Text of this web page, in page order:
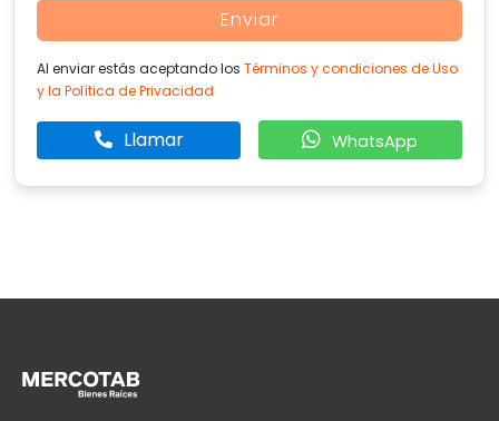
Enviar
Al enviar estás aceptando los Términos y condiciones de Uso
y la Política de Privacidad
Llamar WhatsApp